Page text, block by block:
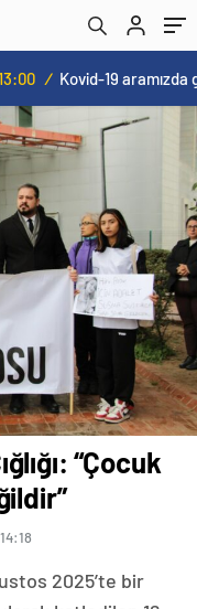
Kovid-19 aramızda geziyor: Test yapılmadığı için kimse farkında değil
“Çocuk
2025’te bir